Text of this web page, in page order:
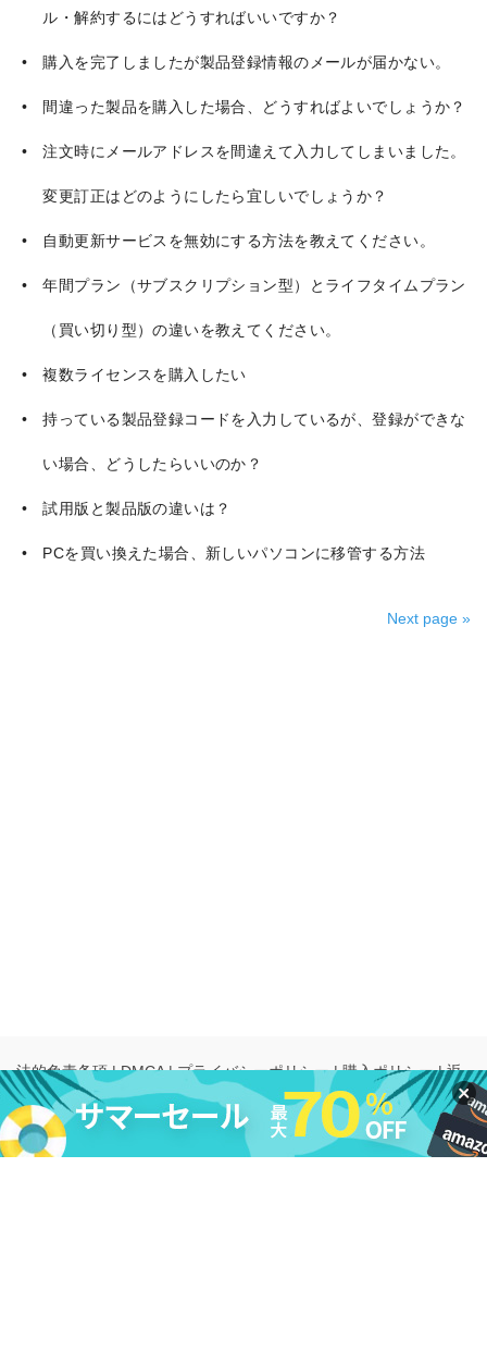
ル・解約するにはどうすればいいですか？
購入を完了しましたが製品登録情報のメールが届かない。
間違った製品を購入した場合、どうすればよいでしょうか？
注文時にメールアドレスを間違えて入力してしまいました。
変更訂正はどのようにしたら宜しいでしょうか？
自動更新サービスを無効にする方法を教えてください。
年間プラン（サブスクリプション型）とライフタイムプラン
（買い切り型）の違いを教えてください。
複数ライセンスを購入したい
持っている製品登録コードを入力しているが、登録ができな
い場合、どうしたらいいのか？
試用版と製品版の違いは？
PCを買い換えた場合、新しいパソコンに移管する方法
Next page »
法的免責条項|DMCA|プライバシーポリシー|購入ポリシー|返
金ポリシー|ライセンス規約| 利用規約|会社情報|お問い合わせ
|アンインストール アフィリエイト |レビューキャンペーン
Copyright ©
All Rights Reserved.